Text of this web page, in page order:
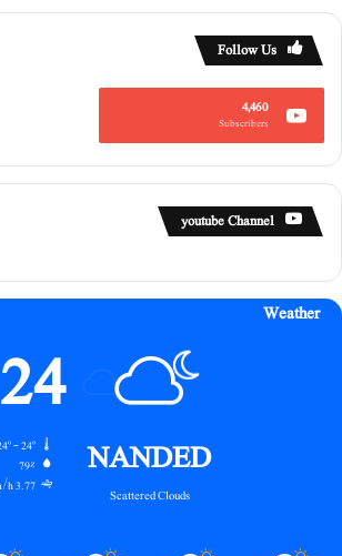
Follow Us
4,460
Subscribers
youtube Channel
Weather
NANDED
Scattered Clouds
24
79%
3.77 km/h